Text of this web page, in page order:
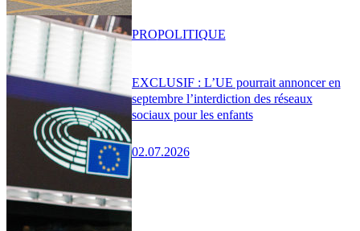
EXCLUSIF : L’UE pourrait annoncer en
septembre l’interdiction des réseaux
sociaux pour les enfants
02.07.2026
PROPOLITIQUE